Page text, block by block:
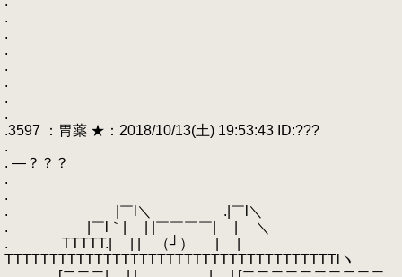
.
.
.
.
.
.
.
.3597 ：胃薬 ★：2018/10/13(土) 19:53:43 ID:???
.
. ―？？？
.
.
. |￣l＼ .|￣l＼
. |￣l｀| | |￣￣￣￣| | ＼
. TTTTT.| | | （┘） | |
TTTTTTTTTTTTTTTTTTTTTTTTTTTTTTTTTTTTTlヽ